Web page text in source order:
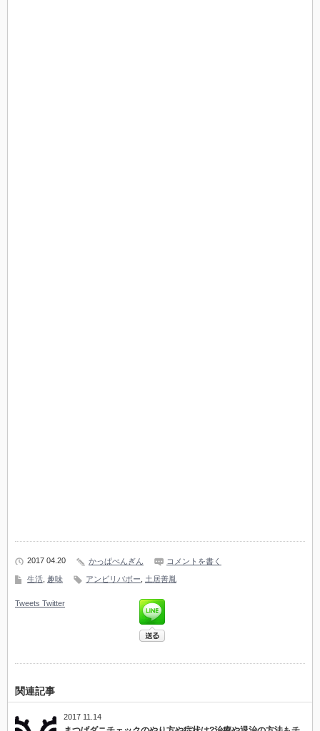
2017 04.20 かっぱぺんぎん コメントを書く
生活, 趣味 アンビリバボー, 土居善胤
Tweets Twitter
関連記事
2017 11.14